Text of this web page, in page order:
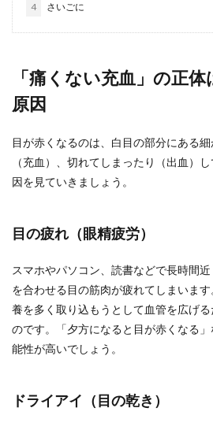
4 さいごに
「痛くない充血」の正
原因
目が赤くなるのは、白目の部分にある
（充血）、切れてしまったり（出血）
因を見ていきましょう。
目の疲れ（眼精疲労）
スマホやパソコン、読書などで長時間
を合わせる目の筋肉が疲れてしまいま
養を多く取り込もうとして血管を広げ
のです。「夕方になると目が赤くなる
能性が高いでしょう。
ドライアイ（目の乾き）